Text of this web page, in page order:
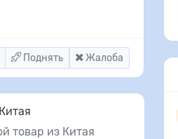
Поднять Жалоба
товар из Китая